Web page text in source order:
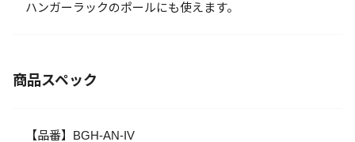
ハンガーラックのポールにも使えます。
商品スペック
【品番】BGH-AN-IV